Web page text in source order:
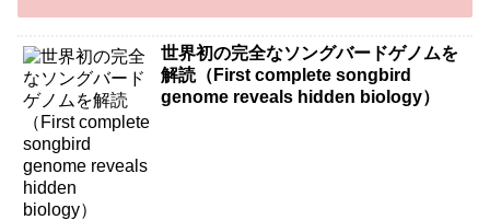
世界初の完全なソングバードゲノムを
解読（First complete songbird
genome reveals hidden biology）